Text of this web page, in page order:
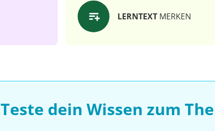
LERNTEXT MERKEN
Teste dein Wissen zum